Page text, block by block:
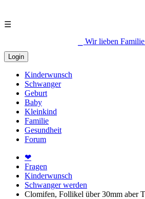
☰
⎯ Wir lieben Familie
Login
Kinderwunsch
Schwanger
Geburt
Baby
Kleinkind
Familie
Gesundheit
Forum
❤
Fragen
Kinderwunsch
Schwanger werden
Clomifen, Follikel über 30mm aber